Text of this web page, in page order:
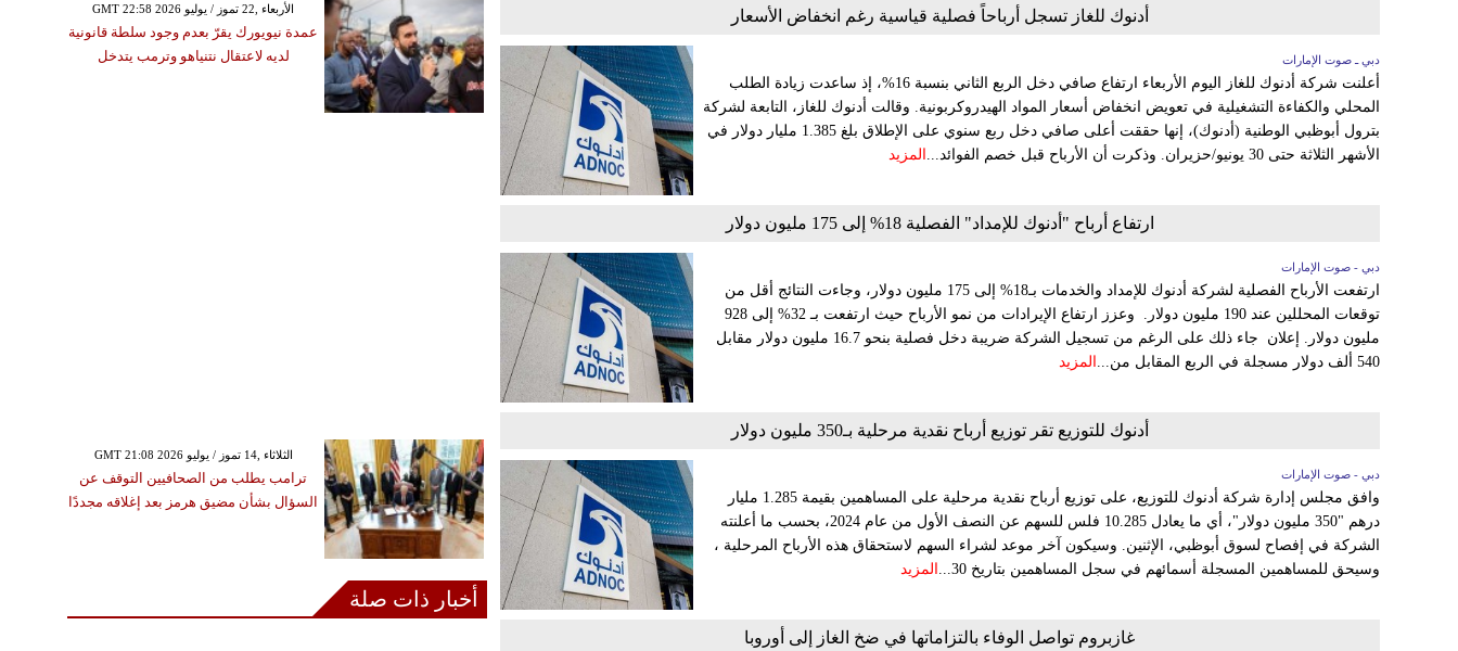
أدنوك للغاز تسجل أرباحاً فصلية قياسية رغم انخفاض الأسعار
دبي ـ صوت الإمارات
أعلنت شركة أدنوك للغاز اليوم الأربعاء ارتفاع صافي دخل الربع الثاني بنسبة 16%، إذ ساعدت زيادة الطلب
المحلي والكفاءة التشغيلية في تعويض انخفاض أسعار المواد الهيدروكربونية. وقالت أدنوك للغاز، التابعة لشركة
بترول أبوظبي الوطنية (أدنوك)، إنها حققت أعلى صافي دخل ربع سنوي على الإطلاق بلغ 1.385 مليار دولار في
الأشهر الثلاثة حتى 30 يونيو/حزيران. وذكرت أن الأرباح قبل خصم الفوائد...
المزيد
ارتفاع أرباح "أدنوك للإمداد" الفصلية 18% إلى 175 مليون دولار
دبي - صوت الإمارات
ارتفعت الأرباح الفصلية لشركة أدنوك للإمداد والخدمات بـ18% إلى 175 مليون دولار، وجاءت النتائج أقل من
توقعات المحللين عند 190 مليون دولار. وعزز ارتفاع الإيرادات من نمو الأرباح حيث ارتفعت بـ 32% إلى 928
مليون دولار. إعلان جاء ذلك على الرغم من تسجيل الشركة ضريبة دخل فصلية بنحو 16.7 مليون دولار مقابل
540 ألف دولار مسجلة في الربع المقابل من...
المزيد
أدنوك للتوزيع تقر توزيع أرباح نقدية مرحلية بـ350 مليون دولار
دبي - صوت الإمارات
وافق مجلس إدارة شركة أدنوك للتوزيع، على توزيع أرباح نقدية مرحلية على المساهمين بقيمة 1.285 مليار
درهم "350 مليون دولار"، أي ما يعادل 10.285 فلس للسهم عن النصف الأول من عام 2024، بحسب ما أعلنته
الشركة في إفصاح لسوق أبوظبي، الإثنين. وسيكون آخر موعد لشراء السهم لاستحقاق هذه الأرباح المرحلية ،
وسيحق للمساهمين المسجلة أسمائهم في سجل المساهمين بتاريخ 30...
المزيد
غازبروم تواصل الوفاء بالتزاماتها في ضخ الغاز إلى أوروبا
GMT 22:58 2026 الأربعاء ,22 تموز / يوليو
عمدة نيويورك يقرّ بعدم وجود سلطة قانونية
لديه لاعتقال نتنياهو وترمب يتدخل
GMT 21:08 2026 الثلاثاء ,14 تموز / يوليو
ترامب يطلب من الصحافيين التوقف عن
السؤال بشأن مضيق هرمز بعد إغلاقه مجددًا
أخبار ذات صلة